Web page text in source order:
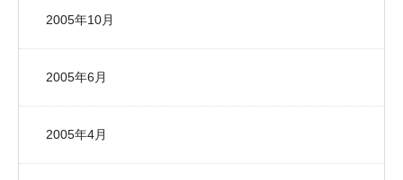
2005年10月
2005年6月
2005年4月